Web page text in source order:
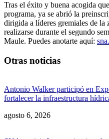
Tras el éxito y buena acogida
programa, ya se abrió la
dirigida a líderes gremiales de la
realizarse durante el segundo
Maule. Puedes anotarte aquí:
Otras noticias
Antonio Walker participó en
fortalecer la infraestructura
agosto 6, 2026